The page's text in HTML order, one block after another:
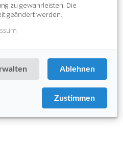
zu gewährleisten. Die
geändert werden.
Ablehnen
Zustimmen